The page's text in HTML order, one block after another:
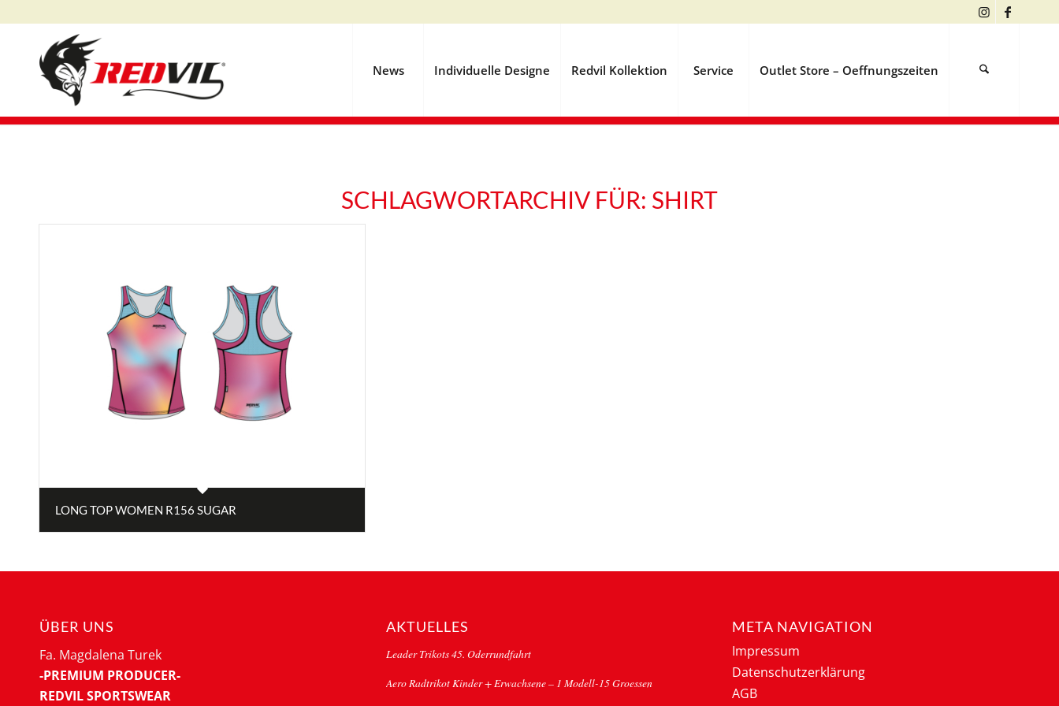
News Individuelle Designe Redvil Kollektion Service Outlet Store – Oeffnungszeiten
SCHLAGWORTARCHIV FÜR: SHIRT
LONG TOP WOMEN R156 SUGAR
ÜBER UNS
Fa. Magdalena Turek
-PREMIUM PRODUCER-
REDVIL SPORTSWEAR
AKTUELLES
Leader Trikots 45. Oderrundfahrt
Aero Radtrikot Kinder + Erwachsene – 1 Modell-15 Groessen
META NAVIGATION
Impressum
Datenschutzerklärung
AGB